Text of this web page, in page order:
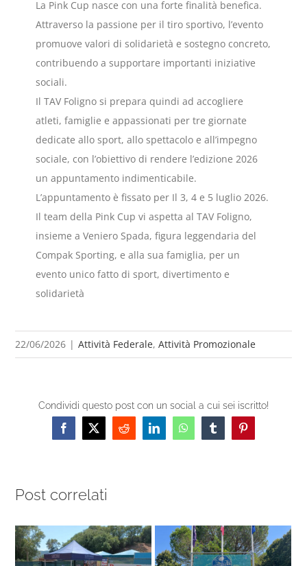
La Pink Cup nasce con una forte finalità benefica.
Attraverso la passione per il tiro sportivo, l’evento
promuove valori di solidarietà e sostegno concreto,
contribuendo a supportare importanti iniziative
sociali.
Il TAV Foligno si prepara quindi ad accogliere
atleti, famiglie e appassionati per tre giornate
dedicate allo sport, allo spettacolo e all’impegno
sociale, con l’obiettivo di rendere l’edizione 2026
un appuntamento indimenticabile.
L’appuntamento è fissato per Il 3, 4 e 5 luglio 2026.
Il team della Pink Cup vi aspetta al TAV Foligno,
insieme a Veniero Spada, figura leggendaria del
Compak Sporting, e alla sua famiglia, per un
evento unico fatto di sport, divertimento e
solidarietà
22/06/2026 | Attività Federale,Attività Promozionale
Condividi questo post con un social a cui sei iscritto!
Facebook
X RedditLinkedInWhatsAppTumblrPinterest
Post correlati